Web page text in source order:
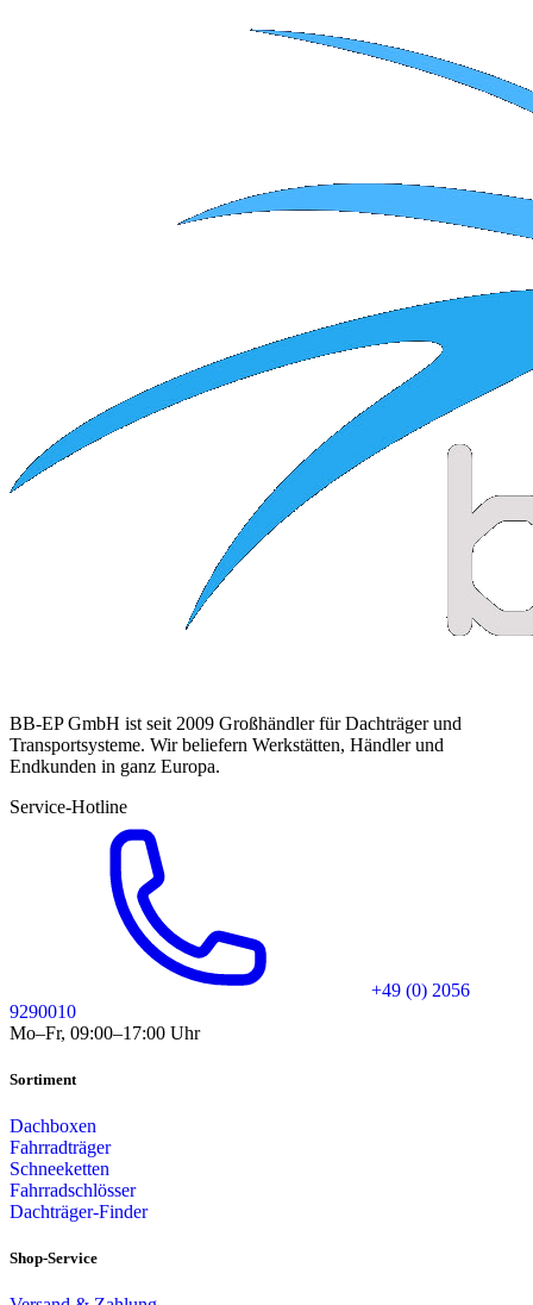
BB-EP GmbH ist seit 2009 Großhändler für Dachträger und
Transportsysteme. Wir beliefern Werkstätten, Händler und
Endkunden in ganz Europa.
Service-Hotline
+49 (0) 2056
9290010
Mo–Fr, 09:00–17:00 Uhr
Sortiment
Dachboxen
Fahrradträger
Schneeketten
Fahrradschlösser
Dachträger-Finder
Shop-Service